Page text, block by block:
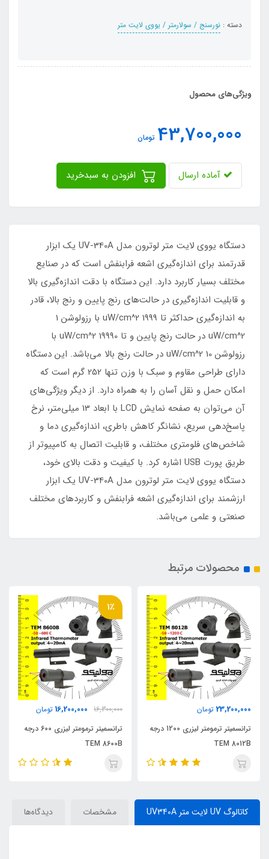
دسته : نورسنج / سولارمتر / یووی لایت متر
ویژگی‌های محصول
43,700,000 تومان
آماده ارسال
دستگاه یووی لایت متر لوترون مدل UV-340A یک ابزار
قدرتمند برای اندازه‌گیری اشعه فرابنفش است که در صنایع
مختلف بسیار کاربرد دارد. این دستگاه با دقت اندازه‌گیری بالا
و قابلیت اندازه‌گیری در حالت‌های رنج پایین و رنج بالا، قادر
به اندازه‌گیری حداکثر تا 1999 uW/cm^2 با رزولوشن 1
uW/cm^2 در حالت رنج پایین و تا 19990 uW/cm^2 با
رزولوشن 10 uW/cm^2 در حالت رنج بالا می‌باشد. این دستگاه
دارای طراحی مقاوم و سبک با وزن تنها 252 گرم است که
امکان حمل و نقل آسان را به همراه دارد. از دیگر ویژگی‌های
آن می‌توان به صفحه نمایش LCD با ابعاد 13 میلی‌متر، نرخ
پاسخ‌دهی سریع، نشانگر کاهش باطری، اندازه‌گیری دما و
شاخص‌های فلومتری مختلف، و قابلیت اتصال به کامپیوتر از
طریق پورت USB اشاره کرد. با کیفیت و دقت بالای خود،
دستگاه یووی لایت متر لوترون مدل UV-340A یک ابزار
ارزشمند برای اندازه‌گیری اشعه فرابنفش و کاربردهای مختلف
صنعتی و علمی می‌باشد.
محصولات مرتبط
23,200,000 تومان
ترانسمیتر ترمومتر لیزری 1200 درجه
TEM 8012B
1٪
16,300,000
16,200,000 تومان
ترانسمیتر ترمومتر لیزری 600 درجه
TEM 8600B
کاتالوگ UV لایت متر UV340A مشخصات دیدگاه‌ها